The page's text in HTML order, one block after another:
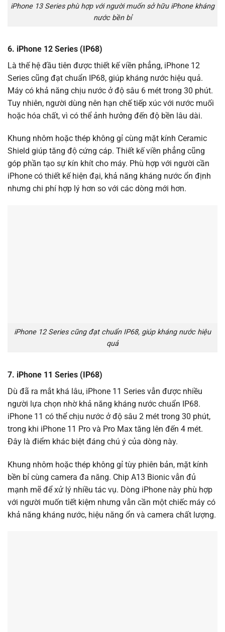
iPhone 13 Series phù hợp với người muốn sở hữu iPhone kháng
nước bền bỉ
6. iPhone 12 Series (IP68)
Là thế hệ đầu tiên được thiết kế viền phẳng, iPhone 12
Series cũng đạt chuẩn IP68, giúp kháng nước hiệu quả.
Máy có khả năng chịu nước ở độ sâu 6 mét trong 30 phút.
Tuy nhiên, người dùng nên hạn chế tiếp xúc với nước muối
hoặc hóa chất, vì có thể ảnh hưởng đến độ bền lâu dài.
Khung nhôm hoặc thép không gỉ cùng mặt kính Ceramic
Shield giúp tăng độ cứng cáp. Thiết kế viền phẳng cũng
góp phần tạo sự kín khít cho máy. Phù hợp với người cần
iPhone có thiết kế hiện đại, khả năng kháng nước ổn định
nhưng chi phí hợp lý hơn so với các dòng mới hơn.
iPhone 12 Series cũng đạt chuẩn IP68, giúp kháng nước hiệu
quả
7. iPhone 11 Series (IP68)
Dù đã ra mắt khá lâu, iPhone 11 Series vẫn được nhiều
người lựa chọn nhờ khả năng kháng nước chuẩn IP68.
iPhone 11 có thể chịu nước ở độ sâu 2 mét trong 30 phút,
trong khi iPhone 11 Pro và Pro Max tăng lên đến 4 mét.
Đây là điểm khác biệt đáng chú ý của dòng này.
Khung nhôm hoặc thép không gỉ tùy phiên bản, mặt kính
bền bỉ cùng camera đa năng. Chip A13 Bionic vẫn đủ
mạnh mẽ để xử lý nhiều tác vụ. Dòng iPhone này phù hợp
với người muốn tiết kiệm nhưng vẫn cần một chiếc máy có
khả năng kháng nước, hiệu năng ổn và camera chất lượng.